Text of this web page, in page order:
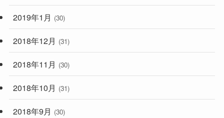
2019年1月 (30)
2018年12月 (31)
2018年11月 (30)
2018年10月 (31)
2018年9月 (30)